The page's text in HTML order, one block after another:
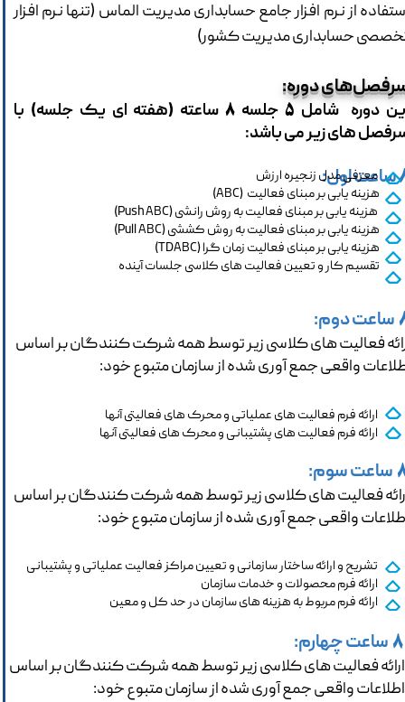
از نرم افزار جامع حسابداری مدیریت الماس (تنها نرم افزار
حسابداری مدیریت کشور)
دوره:
دوره شامل 5 جلسه 8 ساعته (هفته ای یک جلسه) با
های زیر می باشد:
ساعت اول:
معرفی مدل زنجیره ارزش
هزینه یابی بر مبنای فعالیت (ABC)
هزینه یابی بر مبنای فعالیت به روش رانشی (Push ABC)
هزینه یابی بر مبنای فعالیت به روش کششی (Pull ABC)
هزینه یابی بر مبنای فعالیت زمان گرا (TDABC)
تقسیم کار و تعیین فعالیت های کلاسی جلسات آینده
ساعت دوم:
فعالیت های کلاسی زیر توسط همه شرکت کنندگان بر اساس
واقعی جمع آوری شده از سازمان متبوع خود:
ارائه فرم فعالیت های عملیاتی و محرک های فعالیتی آنها
ارائه فرم فعالیت های پشتیبانی و محرک های فعالیتی آنها
ساعت سوم:
فعالیت های کلاسی زیر توسط همه شرکت کنندگان بر اساس
واقعی جمع آوری شده از سازمان متبوع خود:
تشریح و ارائه ساختار سازمانی و تعیین مراکز فعالیت عملیاتی و پشتیبانی
ارائه فرم محصولات و خدمات سازمان
ارائه فرم مربوط به هزینه های سازمان در حد کل و معین
8 ساعت چهارم:
ارائه فعالیت های کلاسی زیر توسط همه شرکت کنندگان بر اساس
اطلاعات واقعی جمع آوری شده از سازمان متبوع خود: